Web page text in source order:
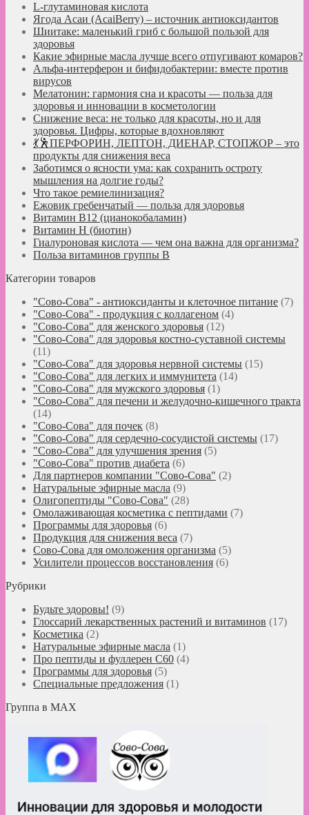
L-глутаминовая кислота
Ягода Асаи (AcaiBerry) – источник антиоксидантов
Шиитаке: маленький гриб с большой пользой для
здоровья
Какие эфирные масла лучше всего отпугивают комаров?
Альфа-интерферон и бифидобактерии: вместе против
вирусов
Мелатонин: гармония сна и красоты — польза для
здоровья и инновации в косметологии
Снижение веса: не только для красоты, но и для
здоровья. Цифры, которые вдохновляют
💃🕺ПЕРФОРИН, ЛЕПТОН, ДИЕНАР, СТОПЖОР – это
продукты для снижения веса
Заботимся о ясности ума: как сохранить остроту
мышления на долгие годы?
Что такое ремиелинизация?
Ежовик гребенчатый — польза для здоровья
Витамин B12 (цианокобаламин)
Витамин H (биотин)
Гиалуроновая кислота — чем она важна для организма?
Польза витаминов группы B
Категории товаров
"Сово-Сова" - антиоксиданты и клеточное питание (7)
"Сово-Сова" - продукция с коллагеном (4)
"Сово-Сова" для женского здоровья (12)
"Сово-Сова" для здоровья костно-суставной системы
(11)
"Сово-Сова" для здоровья нервной системы (15)
"Сово-Сова" для легких и иммунитета (14)
"Сово-Сова" для мужского здоровья (1)
"Сово-Сова" для печени и желудочно-кишечного тракта
(14)
"Сово-Сова" для почек (8)
"Сово-Сова" для сердечно-сосудистой системы (17)
"Сово-Сова" для улучшения зрения (5)
"Сово-Сова" против диабета (6)
Для партнеров компании "Сово-Сова" (2)
Натуральные эфирные масла (9)
Олигопептиды "Сово-Сова" (28)
Омолаживающая косметика с пептидами (7)
Программы для здоровья (6)
Продукция для снижения веса (7)
Сово-Сова для омоложения организма (5)
Усилители процессов восстановления (6)
Рубрики
Будьте здоровы! (9)
Глоссарий лекарственных растений и витаминов (17)
Косметика (2)
Натуральные эфирные масла (1)
Про пептиды и фуллерен C60 (4)
Программы для здоровья (5)
Специальные предложения (1)
Группа в MAX